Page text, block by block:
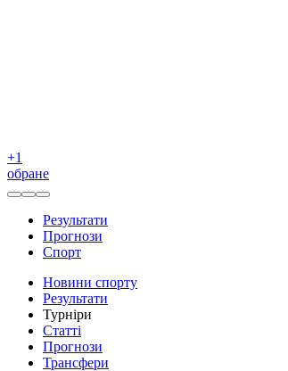
+1
обране
Результати
Прогнози
Спорт
Новини спорту
Результати
Турніри
Статті
Прогнози
Трансфери